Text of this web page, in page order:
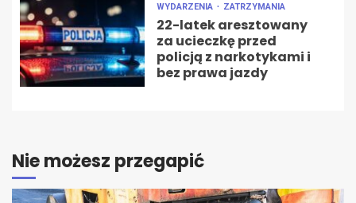
WYDARZENIA ZATRZYMANIA
22-latek aresztowany
za ucieczkę przed
policją z narkotykami i
bez prawa jazdy
Nie możesz przegapić